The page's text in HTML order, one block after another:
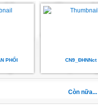
dạy học : Sử dụng hình thức học
có liên quan đến việc sử dụng
gia đình.
được chức năng, cấu tạo và
PHỐI CN9_ĐHNNct
Còn nữa...